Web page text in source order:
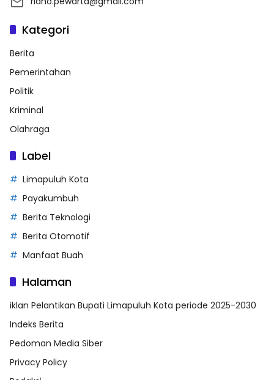
Kategori
Berita
Pemerintahan
Politik
Kriminal
Olahraga
Label
Limapuluh Kota
Payakumbuh
Berita Teknologi
Berita Otomotif
Manfaat Buah
Halaman
iklan Pelantikan Bupati Limapuluh Kota periode 2025-2030
Indeks Berita
Pedoman Media Siber
Privacy Policy